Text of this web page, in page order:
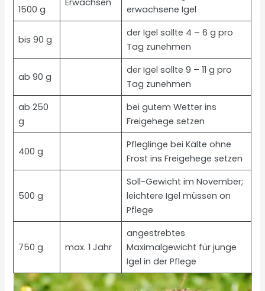
1500 g
Erwachsen
erwachsene Igel
bis 90 g
der Igel sollte 4 – 6 g pro
Tag zunehmen
ab 90 g
der Igel sollte 9 – 11 g pro
Tag zunehmen
ab 250
g
bei gutem Wetter ins
Freigehege setzen
400 g
Pfleglinge bei Kälte ohne
Frost ins Freigehege setzen
500 g
Soll-Gewicht im November;
leichtere Igel müssen on
Pflege
750 g max. 1 Jahr
angestrebtes
Maximalgewicht für junge
Igel in der Pflege